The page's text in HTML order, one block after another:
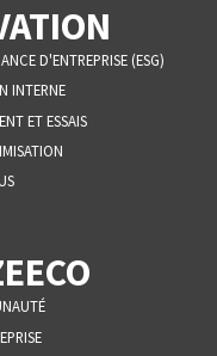
D'ENTREPRISE (ESG)
INTERNE
ET ESSAIS